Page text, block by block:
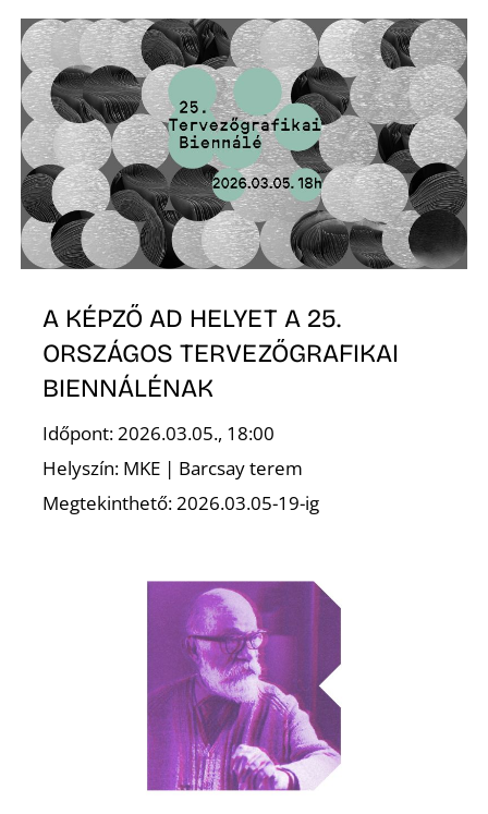
A KÉPZŐ AD HELYET A 25.
ORSZÁGOS TERVEZŐGRAFIKAI
BIENNÁLÉNAK
Időpont: 2026.03.05., 18:00
Helyszín: MKE | Barcsay terem
Megtekinthető: 2026.03.05-19-ig